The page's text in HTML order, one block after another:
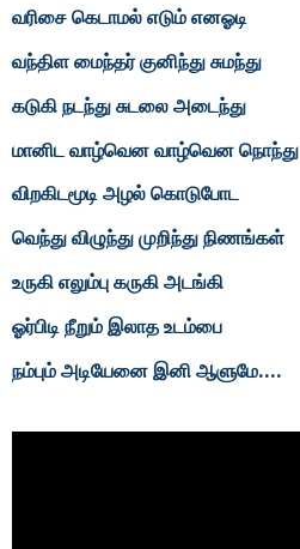
வரிசை கெடாமல் எடும் எனஓடி
வந்திள மைந்தர் குனிந்து சுமந்து
கடுகி நடந்து சுடலை அடைந்து
மானிட வாழ்வென வாழ்வென நொந்து
விறகிடமூடி அழல் கொடுபோட
வெந்து விழுந்து முறிந்து நிணங்கள்
உருகி எலும்பு கருகி அடங்கி
ஓர்பிடி நீறும் இலாத உடம்பை
நம்பும் அடியேனை இனி ஆளுமே....